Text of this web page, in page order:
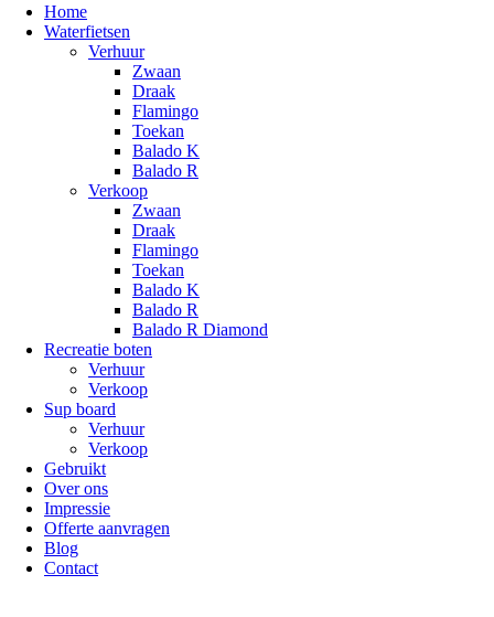
Home
Waterfietsen
Verhuur
Zwaan
Draak
Flamingo
Toekan
Balado K
Balado R
Verkoop
Zwaan
Draak
Flamingo
Toekan
Balado K
Balado R
Balado R Diamond
Recreatie boten
Verhuur
Verkoop
Sup board
Verhuur
Verkoop
Gebruikt
Over ons
Impressie
Offerte aanvragen
Blog
Contact